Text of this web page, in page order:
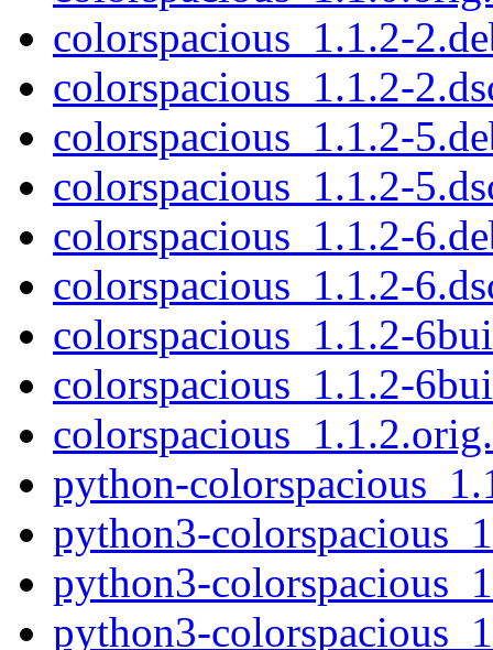
colorspacious_1.1.2-
colorspacious_1.1.2-
colorspacious_1.1.2-
colorspacious_1.1.2-
colorspacious_1.1.2-
colorspacious_1.1.2-
colorspacious_1.1.2-
colorspacious_1.1.2-
python-
python3-
python3-
python3-